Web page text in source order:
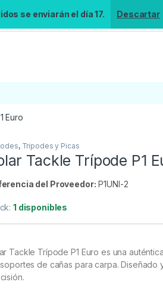
se enviarán el día 17. Descartar
Euro
, Tripodes y Picas
Tackle Trípode P1
del Proveedor: P1UNI-2
1 disponibles
Tackle Trípode P1 Euro es una
de cañas para carpa. Diseñado